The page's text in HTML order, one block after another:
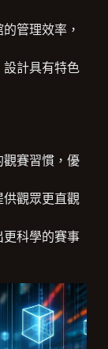
管理效率，
設計具有特色
觀賽習慣，優
觀眾更直觀
更科學的賽事